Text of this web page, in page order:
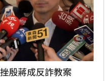
殷蔣成反詐教案